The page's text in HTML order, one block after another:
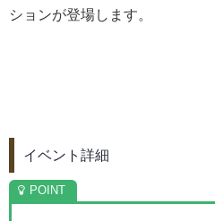
ションが登場します。
イベント詳細